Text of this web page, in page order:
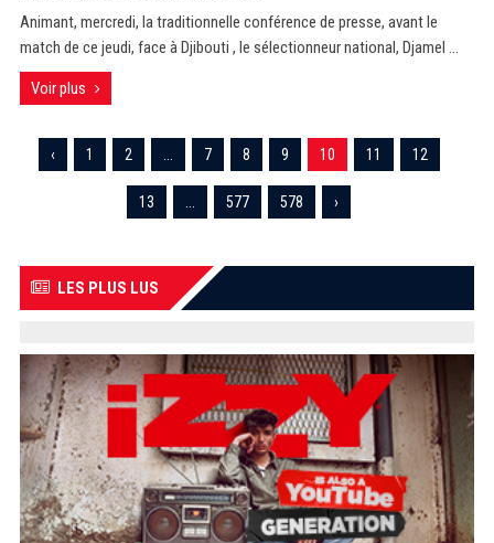
Animant, mercredi, la traditionnelle conférence de presse, avant le
match de ce jeudi, face à Djibouti , le sélectionneur national, Djamel ...
Voir plus
‹ 1 2 7 8 9 10 11 12
13 577 578 ›
LES PLUS LUS